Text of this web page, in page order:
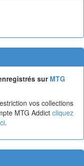
sur MTG
vos collections
MTG Addict cliquez
.